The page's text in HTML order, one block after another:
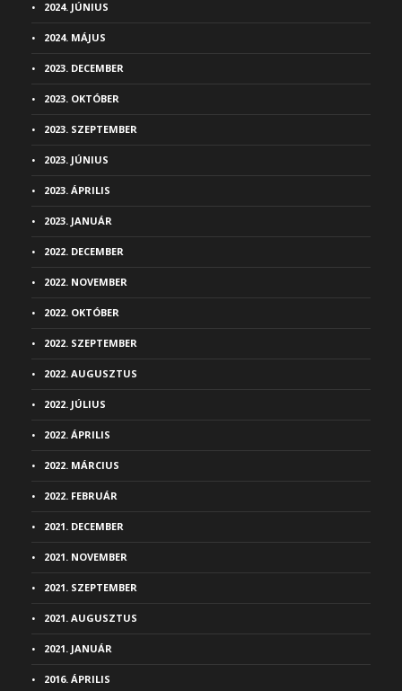
2024. JÚNIUS
2024. MÁJUS
2023. DECEMBER
2023. OKTÓBER
2023. SZEPTEMBER
2023. JÚNIUS
2023. ÁPRILIS
2023. JANUÁR
2022. DECEMBER
2022. NOVEMBER
2022. OKTÓBER
2022. SZEPTEMBER
2022. AUGUSZTUS
2022. JÚLIUS
2022. ÁPRILIS
2022. MÁRCIUS
2022. FEBRUÁR
2021. DECEMBER
2021. NOVEMBER
2021. SZEPTEMBER
2021. AUGUSZTUS
2021. JANUÁR
2016. ÁPRILIS